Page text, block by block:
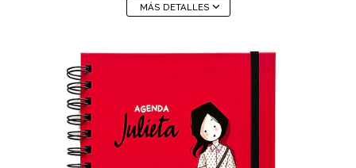
MÁS DETALLES